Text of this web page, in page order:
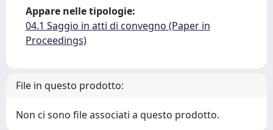
Appare nelle tipologie:
04.1 Saggio in atti di convegno (Paper in
Proceedings)
File in questo prodotto:
Non ci sono file associati a questo prodotto.